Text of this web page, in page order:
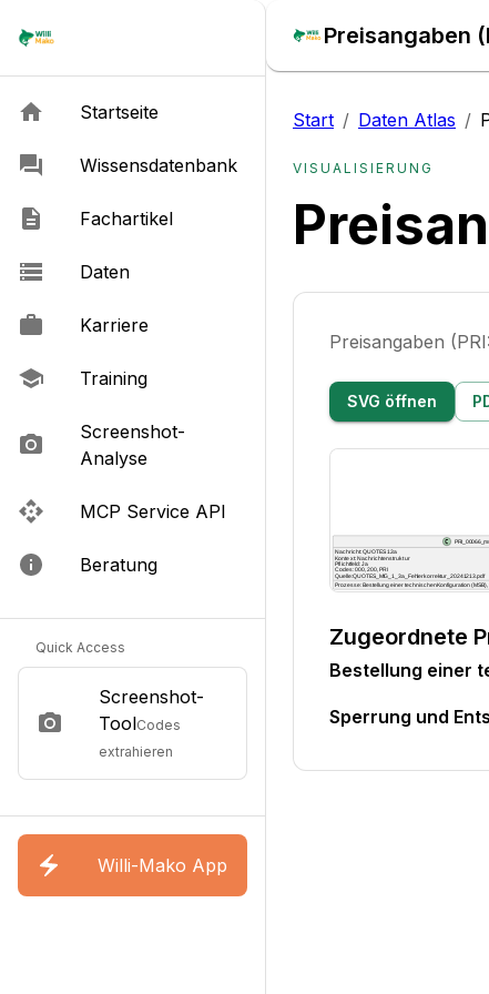
Preisangaben
Startseite
Wissensdatenbank
Fachartikel
Daten
Karriere
Training
Screenshot-
Analyse
MCP Service API
Beratung
Quick Access
Screenshot-
ToolCodes
extrahieren
Willi-Mako App
Start / Daten Atlas /
VISUALISIERUNG
Preisangaben
SVG öffnen
Zugeordnete
Bestellung einer
Sperrung und